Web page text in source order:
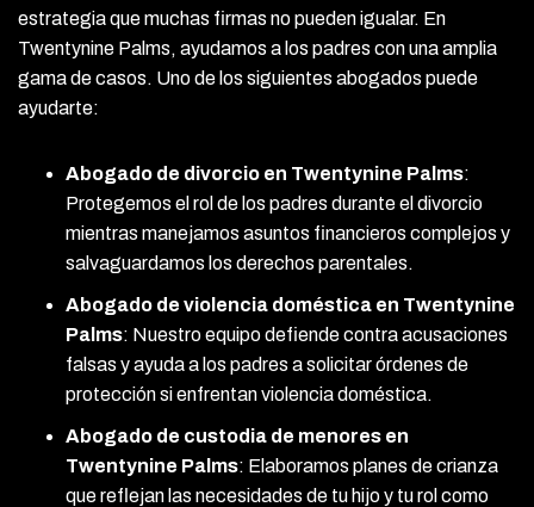
estrategia que muchas firmas no pueden igualar. En
Twentynine Palms, ayudamos a los padres con una amplia
gama de casos. Uno de los siguientes abogados puede
ayudarte:
Abogado de divorcio en Twentynine Palms:
Protegemos el rol de los padres durante el divorcio
mientras manejamos asuntos financieros complejos y
salvaguardamos los derechos parentales.
Abogado de violencia doméstica en Twentynine
Palms: Nuestro equipo defiende contra acusaciones
falsas y ayuda a los padres a solicitar órdenes de
protección si enfrentan violencia doméstica.
Abogado de custodia de menores en
Twentynine Palms: Elaboramos planes de crianza
que reflejan las necesidades de tu hijo y tu rol como